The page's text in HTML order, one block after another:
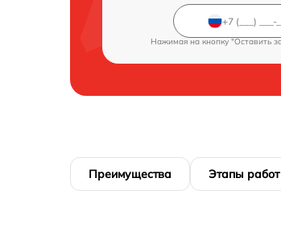
Нажимая на кнопку "Оставить
Преимущества Этапы работ